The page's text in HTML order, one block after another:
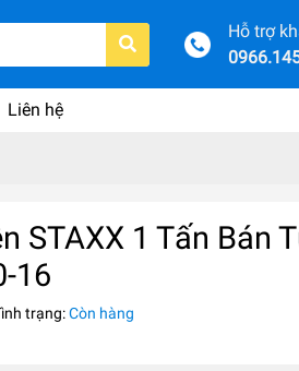
Hỗ trợ
Liên hệ
STAXX 1 Tấn Bán
16
trạng:Còn hàng